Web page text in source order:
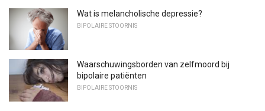
Wat is melancholische depressie?
BIPOLAIRE STOORNIS
Waarschuwingsborden van zelfmoord bij
bipolaire patiënten
BIPOLAIRE STOORNIS